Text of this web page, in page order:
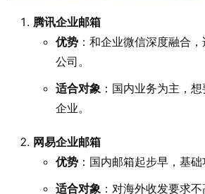
腾讯企业邮箱
优势 ：和企业微信深度融合
公司。
适合对象 ：国内业务为主，
企业。
网易企业邮箱
优势 ：国内邮箱起步早，基础
适合对象 ：对海外收发要求不